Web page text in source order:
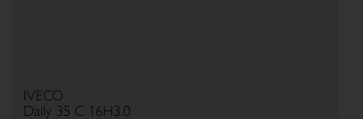
IVECO
Daily 35 C 16H3.0